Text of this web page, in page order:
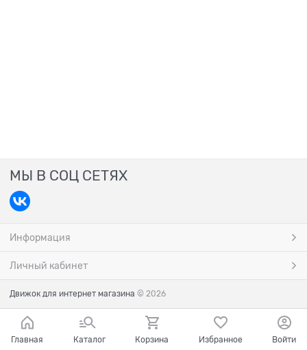
МЫ В СОЦ СЕТЯХ
Информация
Личный кабинет
Движок для интернет магазина © 2026
Главная Каталог Корзина Избранное Войти